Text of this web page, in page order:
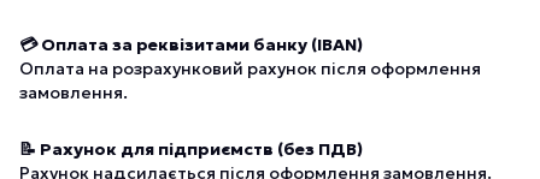
💳 Оплата за реквізитами банку (IBAN)
Оплата на розрахунковий рахунок після оформлення
замовлення.
📝 Рахунок для підприємств (без ПДВ)
Рахунок надсилається після оформлення замовлення.